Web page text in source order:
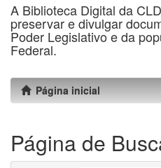
A Biblioteca Digital da
preservar e divulgar
Poder Legislativo e da
Federal.
Página inicial
Página de